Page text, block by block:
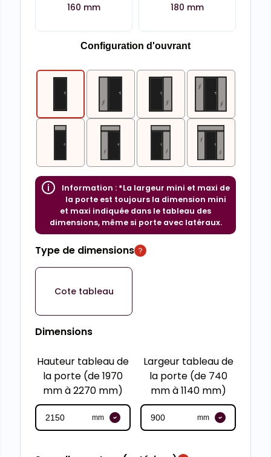
160 mm 180 mm
Configuration d'ouvrant
Information : *La largeur mini et maxi de
la porte est toujours la dimension mini
et maxi indiquée dans le tableau des
dimensions, même si porte avec latéraux.
Type de dimensions
Cote tableau
Dimensions
Hauteur tableau de
la porte (de 1970
mm à 2270 mm)
mm
Largeur tableau de
la porte (de 740
mm à 1140 mm)
mm